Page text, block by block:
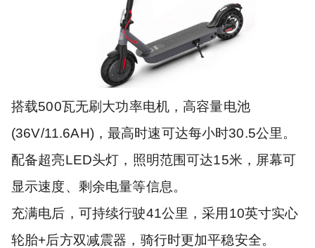
搭载500瓦无刷大功率电机，高容量电池
(36V/11.6AH)，最高时速可达每小时30.5公里。
配备超亮LED头灯，照明范围可达15米，屏幕可
显示速度、剩余电量等信息。
充满电后，可持续行驶41公里，采用10英寸实心
轮胎+后方双减震器，骑行时更加平稳安全。